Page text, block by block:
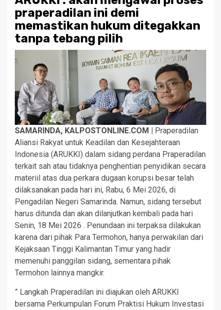
praperadilan ini demi
memastikan hukum ditegakkan
tanpa tebang pilih
SAMARINDA, KALPOSTONLINE.COM | Praperadilan
Aliansi Rakyat untuk Keadilan dan Kesejahteraan
Indonesia (ARUKKI) dalam sidang perdana Praperadilan
terkait sah atau tidaknya penghentian penyidikan secara
materiil atas dua perkara dugaan korupsi besar telah
dilaksanakan pada hari ini, Rabu, 6 Mei 2026, di
Pengadilan Negeri Samarinda. Namun, sidang tersebut
harus ditunda dan akan dilanjutkan kembali pada hari
Senin, 18 Mei 2026 . Penundaan ini terpaksa dilakukan
karena dari pihak Para Termohon, hanya perwakilan dari
Kejaksaan Tinggi Kalimantan Timur yang hadir
memenuhi panggilan sidang, sementara pihak
Termohon lainnya mangkir.
” Langkah Praperadilan ini diajukan oleh ARUKKI
bersama Perkumpulan Forum Praktisi Hukum Investasi